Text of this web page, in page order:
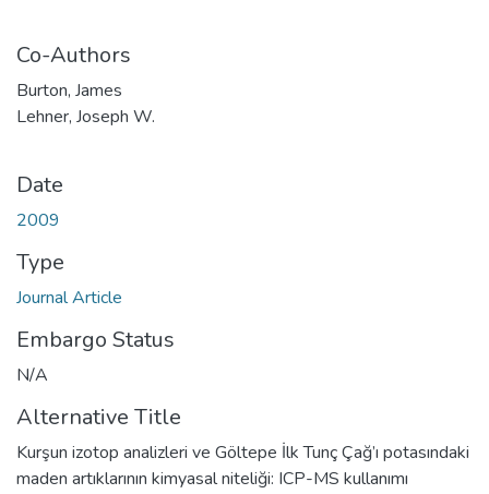
Co-Authors
Burton, James
Lehner, Joseph W.
Date
2009
Type
Journal Article
Embargo Status
N/A
Alternative Title
Kurşun izotop analizleri ve Göltepe İlk Tunç Çağ’ı potasındaki
maden artıklarının kimyasal niteliği: ICP-MS kullanımı